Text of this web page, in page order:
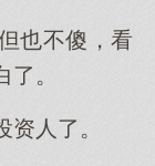
也不傻，看
。
人了。